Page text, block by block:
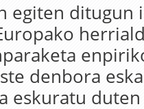
egiten ditugun
denbora
eskuratu